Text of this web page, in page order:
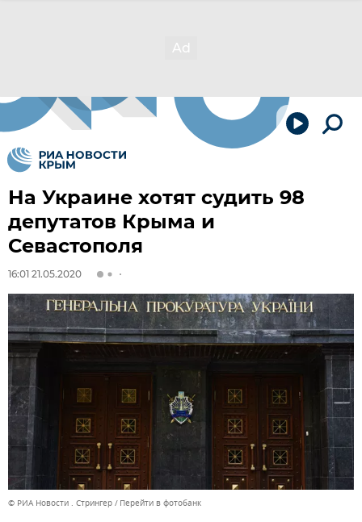
На Украине хотят судить 98
депутатов Крыма и
Севастополя
16:01 21.05.2020
© РИА Новости . Стрингер Перейти в фотобанк